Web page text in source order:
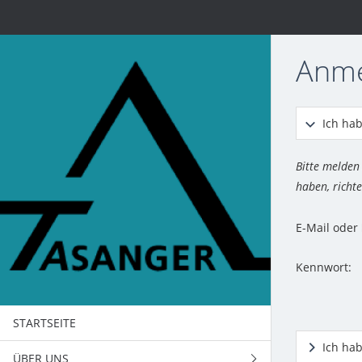
STARTSEITE
ÜBER UNS
Ich
Bitte
haben,
E-Mail
Kennwort:
Ich